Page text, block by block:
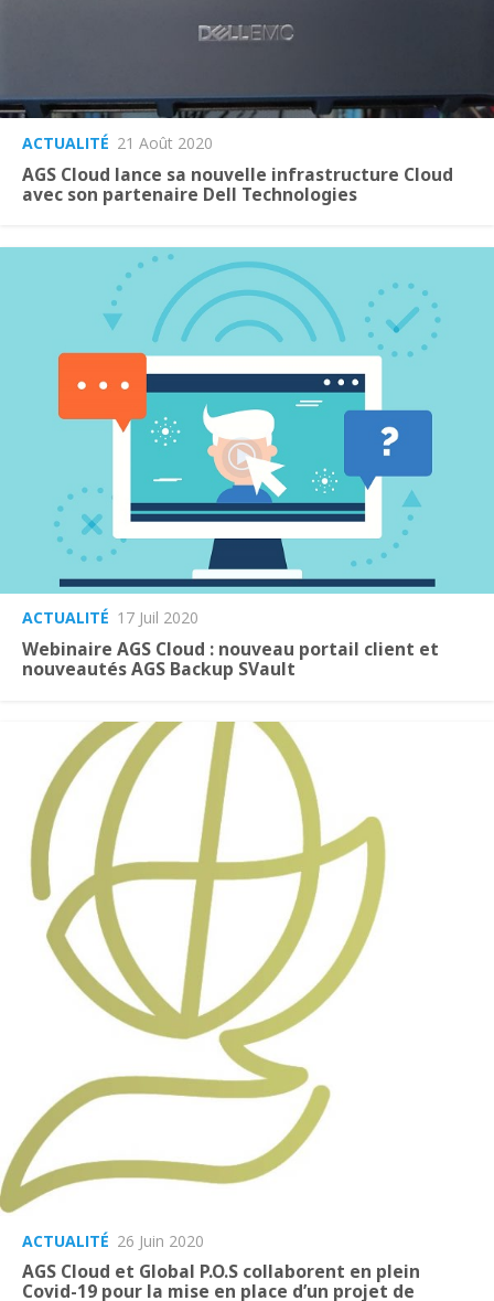
ACTUALITÉ 21 Août 2020
AGS Cloud lance sa nouvelle infrastructure Cloud
avec son partenaire Dell Technologies
ACTUALITÉ 17 Juil 2020
Webinaire AGS Cloud : nouveau portail client et
nouveautés AGS Backup SVault
ACTUALITÉ 26 Juin 2020
AGS Cloud et Global P.O.S collaborent en plein
Covid-19 pour la mise en place d’un projet de